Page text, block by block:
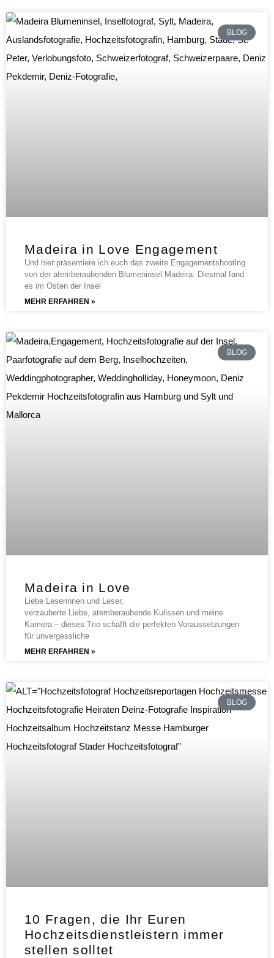
BLOG
Madeira in Love Engagement
Und hier präsentiere ich euch das zweite Engagementshooting
von der atemberaubenden Blumeninsel Madeira. Diesmal fand
es im Osten der Insel
MEHR ERFAHREN »
BLOG
Madeira in Love
Liebe Leserinnen und Leser,
verzauberte Liebe, atemberaubende Kulissen und meine
Kamera – dieses Trio schafft die perfekten Voraussetzungen
für unvergessliche
MEHR ERFAHREN »
BLOG
10 Fragen, die Ihr Euren
Hochzeitsdienstleistern immer
stellen solltet